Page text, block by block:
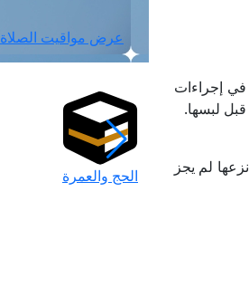
إجراءات
لبسها.
لم يجز
عرض مواقيت الصلاة
الحج والعمرة